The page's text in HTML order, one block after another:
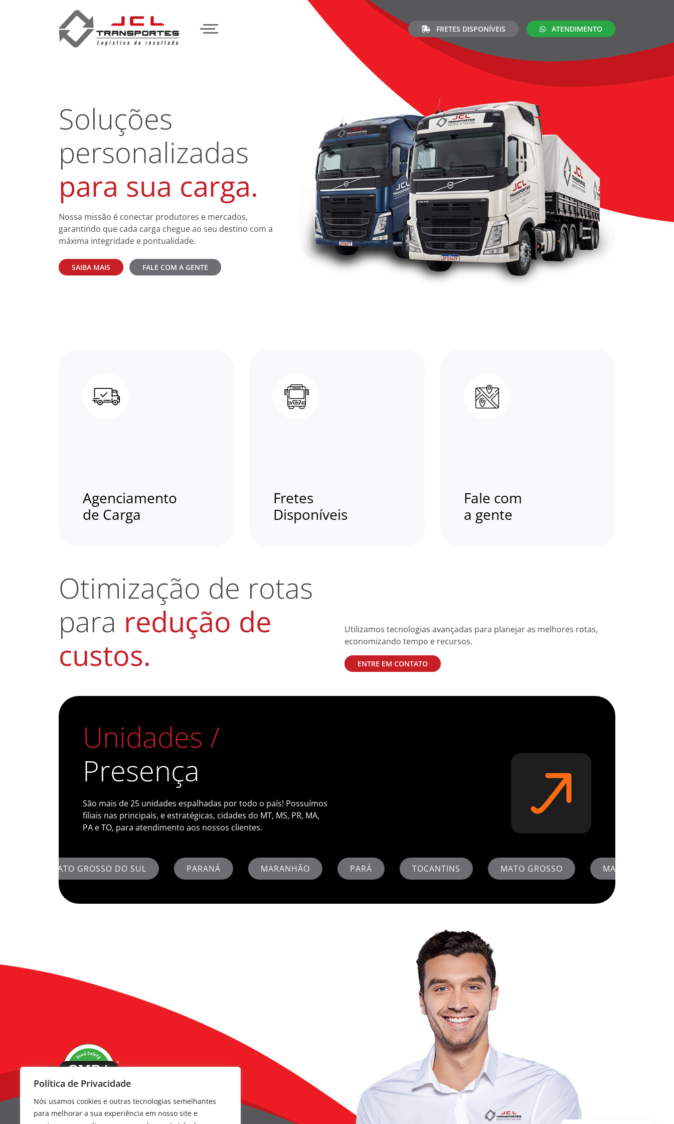
Política de Privacidade
Nós usamos cookies e outras tecnologias semelhantes
para melhorar a sua experiência em nosso site e
FRETES DISPONÍVEIS ATENDIMENTO
Soluções
personalizadas
para sua carga.
Nossa missão é conectar produtores e mercados,
garantindo que cada carga chegue ao seu destino com a
máxima integridade e pontualidade.
SAIBA MAIS FALE COM A GENTE
Agenciamento
de Carga
Fretes
Disponíveis
Fale com
a gente
Otimização de rotas
para redução de
custos.
Utilizamos tecnologias avançadas para planejar as melhores rotas,
economizando tempo e recursos.
ENTRE EM CONTATO
Unidades /
Presença
São mais de 25 unidades espalhadas por todo o país! Possuímos
filiais nas principais, e estratégicas, cidades do MT, MS, PR, MA,
PA e TO, para atendimento aos nossos clientes.
PARANÁ MARANHÃO PARÁ TOCANTINS MATO GROSSO MATO GROSSO DO SUL
Contato Via
(66) 3411-3400